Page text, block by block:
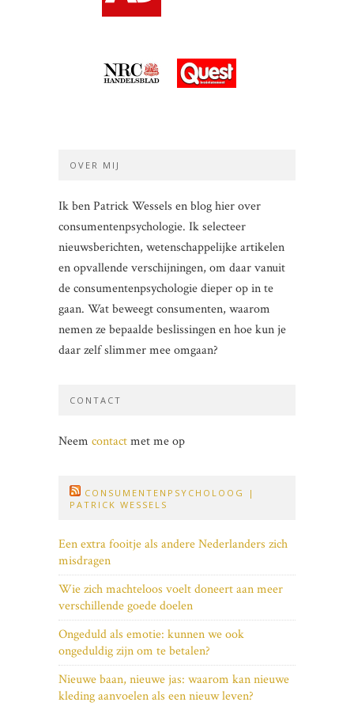
OVER MIJ
Ik ben Patrick Wessels en blog hier over
consumentenpsychologie. Ik selecteer
nieuwsberichten, wetenschappelijke artikelen
en opvallende verschijningen, om daar vanuit
de consumentenpsychologie dieper op in te
gaan. Wat beweegt consumenten, waarom
nemen ze bepaalde beslissingen en hoe kun je
daar zelf slimmer mee omgaan?
CONTACT
Neem contactmet me op
CONSUMENTENPSYCHOLOOG |
PATRICK WESSELS
Een extra fooitje als andere Nederlanders zich
misdragen
Wie zich machteloos voelt doneert aan meer
verschillende goede doelen
Ongeduld als emotie: kunnen we ook
ongeduldig zijn om te betalen?
Nieuwe baan, nieuwe jas: waarom kan nieuwe
kleding aanvoelen als een nieuw leven?